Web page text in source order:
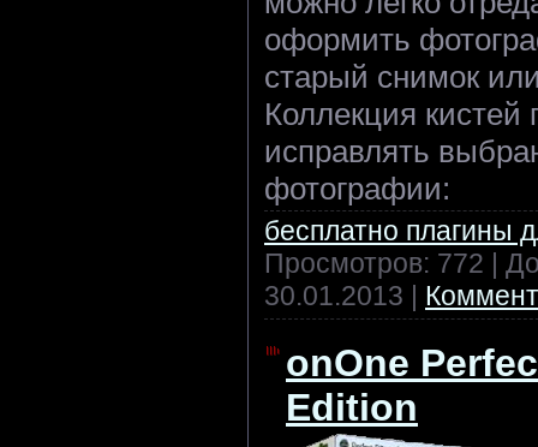
оформить
старый снимок
Коллекция кистей
исправлять
фотографии:
бесплатно плагины
Просмотров: 772 |
30.01.2013 |
onOne
Edition